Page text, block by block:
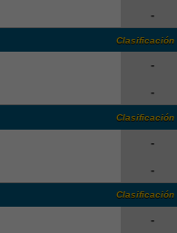
-
Clasificación
-
-
Clasificación
-
-
Clasificación
-